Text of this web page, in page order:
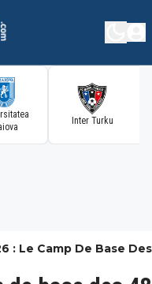
Inter Turku
: Le Camp De Base
Dévoilé